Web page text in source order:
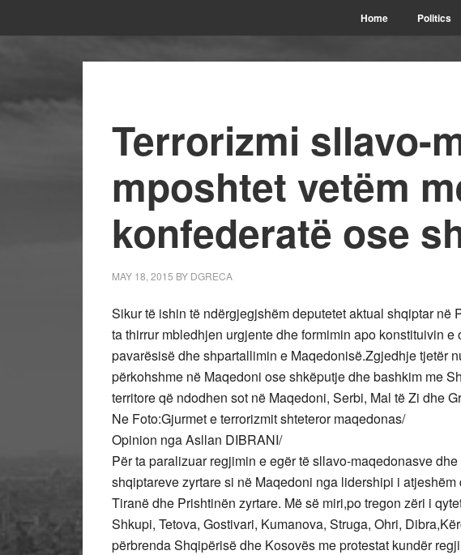
Home Politics
Terrorizmi sllavo-
mposhtet vetëm
konfederatë ose
MAY 18, 2015 BY DGRECA
Sikur të ishin të ndërgjegjshëm deputetet aktual shqiptar në
ta thirrur mbledhjen urgjente dhe formimin apo konstituivin
pavarësisë dhe shpartallimin e Maqedonisë.Zgjedhje tjetër
përkohshme në Maqedoni ose shkëputje dhe bashkim me
territore që ndodhen sot në Maqedoni, Serbi, Mal të Zi dhe
Ne Foto:Gjurmet e terrorizmit shteteror maqedonas/
Opinion nga Asllan DIBRANI/
Për ta paralizuar regjimin e egër të sllavo-maqedonasve
shqiptareve zyrtare si në Maqedoni nga lidershipi i
Tiranë dhe Prishtinën zyrtare. Më së miri,po tregon zëri i
Shkupi, Tetova, Gostivari, Kumanova, Struga, Ohri,
përbrenda Shqipërisë dhe Kosovës me protestat kundër